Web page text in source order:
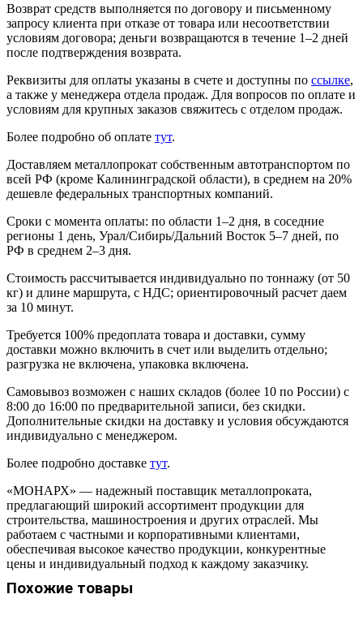
Возврат средств выполняется по договору и письменному
запросу клиента при отказе от товара или несоответствии
условиям договора; деньги возвращаются в течение 1–2 дней
после подтверждения возврата.
Реквизиты для оплаты указаны в счете и доступны по ссылке,
а также у менеджера отдела продаж. Для вопросов по оплате и
условиям для крупных заказов свяжитесь с отделом продаж.
Более подробно об оплате тут.
Доставляем металлопрокат собственным автотранспортом по
всей РФ (кроме Калининградской области), в среднем на 20%
дешевле федеральных транспортных компаний.
Сроки с момента оплаты: по области 1–2 дня, в соседние
регионы 1 день, Урал/Сибирь/Дальний Восток 5–7 дней, по
РФ в среднем 2–3 дня.
Стоимость рассчитывается индивидуально по тоннажу (от 50
кг) и длине маршрута, с НДС; ориентировочный расчет даем
за 10 минут.
Требуется 100% предоплата товара и доставки, сумму
доставки можно включить в счет или выделить отдельно;
разгрузка не включена, упаковка включена.
Самовывоз возможен с наших складов (более 10 по России) с
8:00 до 16:00 по предварительной записи, без скидки.
Дополнительные скидки на доставку и условия обсуждаются
индивидуально с менеджером.
Более подробно доставке тут.
«МОНАРХ» — надежный поставщик металлопроката,
предлагающий широкий ассортимент продукции для
строительства, машиностроения и других отраслей. Мы
работаем с частными и корпоративными клиентами,
обеспечивая высокое качество продукции, конкурентные
цены и индивидуальный подход к каждому заказчику.
Похожие товары